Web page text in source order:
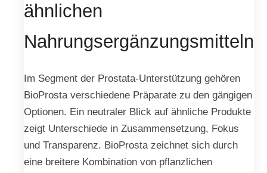
ähnlichen
Nahrungsergänzungsmitteln
Im Segment der Prostata-Unterstützung gehören
BioProsta verschiedene Präparate zu den gängigen
Optionen. Ein neutraler Blick auf ähnliche Produkte
zeigt Unterschiede in Zusammensetzung, Fokus
und Transparenz. BioProsta zeichnet sich durch
eine breitere Kombination von pflanzlichen